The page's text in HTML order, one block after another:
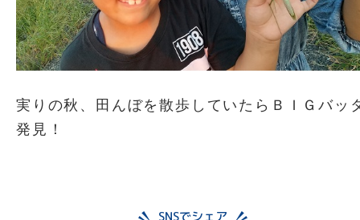
実りの秋、田んぼを散歩していたらＢＩＧバッ
発見！
SNSでシェア